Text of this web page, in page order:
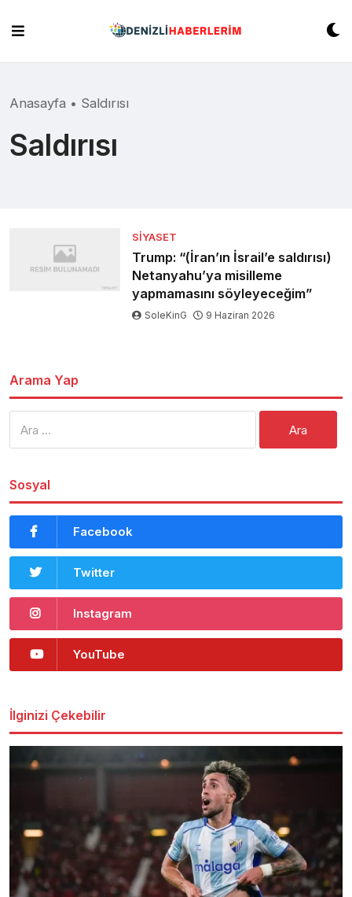
content
Anasayfa • Saldırısı
Saldırısı
SIYASET
Trump: “(İran’ın İsrail’e saldırısı)
Netanyahu’ya misilleme
yapmamasını söyleyeceğim”
SoleKinG 9 Haziran 2026
Arama Yap
Sosyal
Facebook
Twitter
Instagram
YouTube
İlginizi Çekebilir